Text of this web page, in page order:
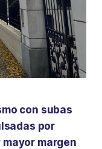
con subas
por
margen